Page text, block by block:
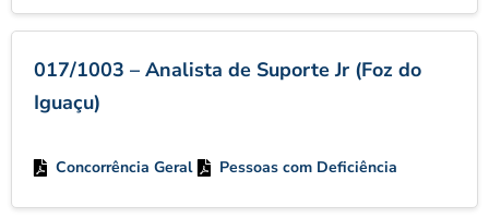
017/1003 – Analista de Suporte Jr (Foz do
Iguaçu)
Concorrência Geral Pessoas com Deficiência